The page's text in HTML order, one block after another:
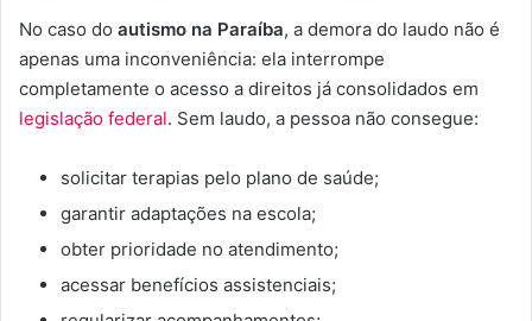
No caso do autismo na Paraíba, a demora do laudo não é
apenas uma inconveniência: ela interrompe
completamente o acesso a direitos já consolidados em
legislação federal. Sem laudo, a pessoa não consegue:
solicitar terapias pelo plano de saúde;
garantir adaptações na escola;
obter prioridade no atendimento;
acessar benefícios assistenciais;